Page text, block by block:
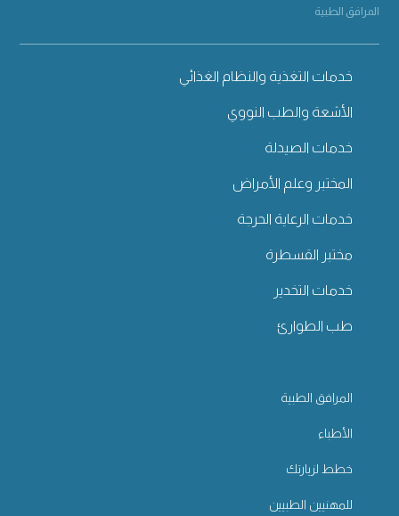
المرافق الطبية
خدمات التغذية والنظام الغذائي
الأشعة والطب النووي
خدمات الصيدلة
المختبر وعلم الأمراض
خدمات الرعاية الحرجة
مختبر القسطرة
خدمات التخدير
طب الطوارئ
المرافق الطبية
الأطباء
خطط لزيارتك
للمهنيين الطبيين